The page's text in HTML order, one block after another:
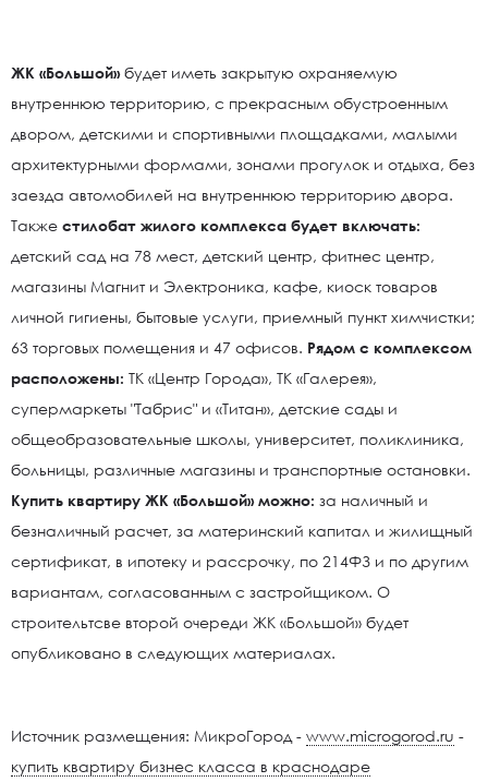
ЖК «Большой»будет иметь закрытую охраняемую
внутреннюю территорию, с прекрасным обустроенным
двором, детскими и спортивными площадками, малыми
архитектурными формами, зонами прогулок и отдыха, без
заезда автомобилей на внутреннюю территорию двора.
Также стилобат жилого комплекса будет включать:
детский сад на 78 мест, детский центр, фитнес центр,
магазины Магнит и Электроника, кафе, киоск товаров
личной гигиены, бытовые услуги, приемный пункт химчистки;
63 торговых помещения и 47 офисов. Рядом с комплексом
расположены: ТК «Центр Города», ТК «Галерея»,
супермаркеты "Табрис" и «Титан», детские сады и
общеобразовательные школы, университет, поликлиника,
больницы, различные магазины и транспортные остановки.
Купить квартиру ЖК «Большой» можно: за наличный и
безналичный расчет, за материнский капитал и жилищный
сертификат, в ипотеку и рассрочку, по 214ФЗ и по другим
вариантам, согласованным с застройщиком. О
строительтсве второй очереди ЖК «Большой» будет
опубликовано в следующих материалах.
Источник размещения: МикроГород - www.microgorod.ru -
купить квартиру бизнес класса в краснодаре